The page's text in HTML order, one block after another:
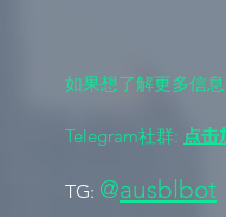
如果想了解更多信
Telegram社群: 点击
TG: @ausblbot